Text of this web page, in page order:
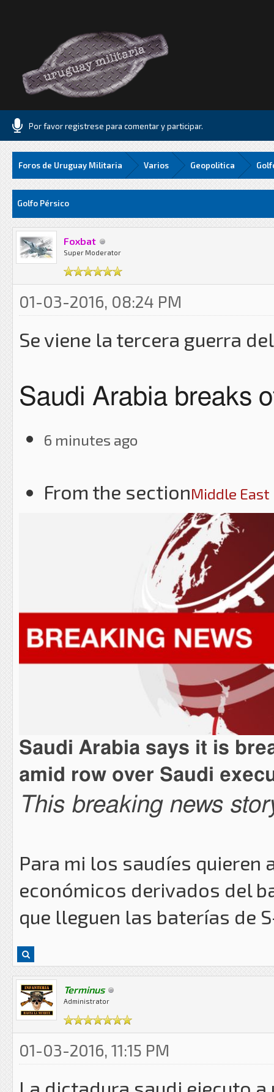
Por favor registrese para comentar y participar.
Foros de Uruguay Militaria Varios Geopolitica
Golfo Pérsico
Foxbat
Super Moderator
01-03-2016, 08:24 PM
Se viene la tercera guerra
Saudi Arabia breaks
6 minutes ago
From the sectionMiddle East
Saudi Arabia says it is
amid row over Saudi
This breaking news
Para mi los saudíes
económicos derivados del
que lleguen las baterías de
Terminus
Administrator
01-03-2016, 11:15 PM